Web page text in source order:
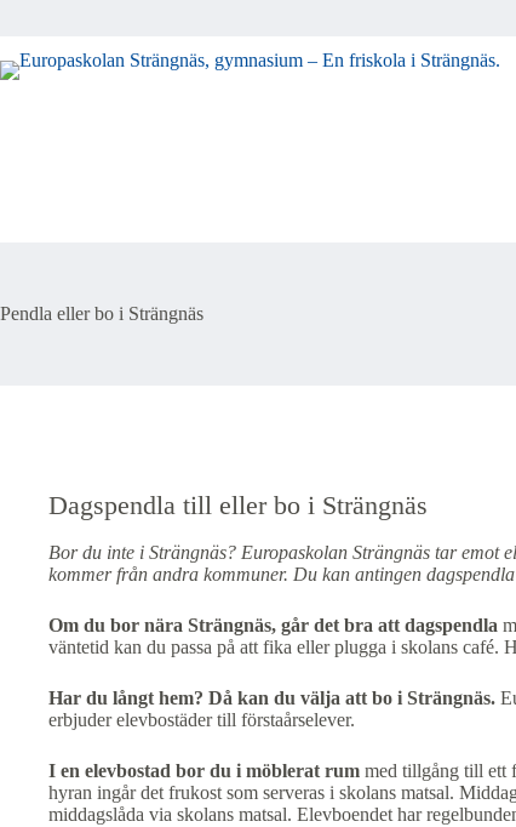
Pendla eller bo i Strängnäs
Dagspendla till eller bo i Strängnäs
Bor du inte i Strängnäs? Europaskolan Strängnäs tar emot
kommer från andra kommuner. Du kan antingen
Om du bor nära Strängnäs, går det bra att dagspendla
väntetid kan du passa på att fika eller plugga i skolans café.
Har du långt hem? Då kan du välja att bo i Strängnäs.
erbjuder elevbostäder till förstaårselever.
I en elevbostad bor du i möblerat rum med tillgång till ett
hyran ingår det frukost som serveras i skolans matsal.
middagslåda via skolans matsal. Elevboendet har